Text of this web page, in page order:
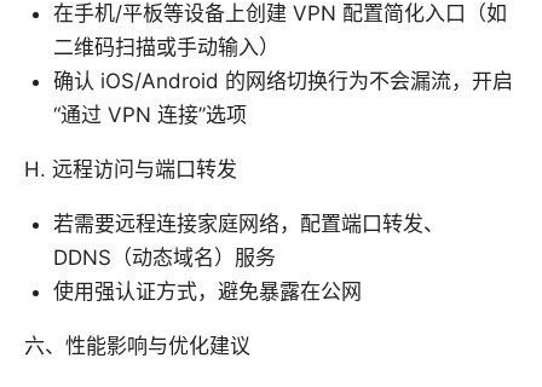
在手机/平板等设备上创建 VPN 配置简化入口（如
二维码扫描或手动输入）
确认 iOS/Android 的网络切换行为不会漏流，开启
“通过 VPN 连接”选项
H. 远程访问与端口转发
若需要远程连接家庭网络，配置端口转发、
DDNS（动态域名）服务
使用强认证方式，避免暴露在公网
六、性能影响与优化建议